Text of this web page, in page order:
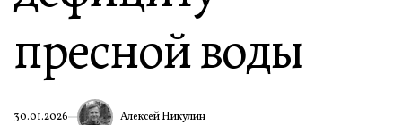
пресной воды
30.01.2026 Алексей Никулин